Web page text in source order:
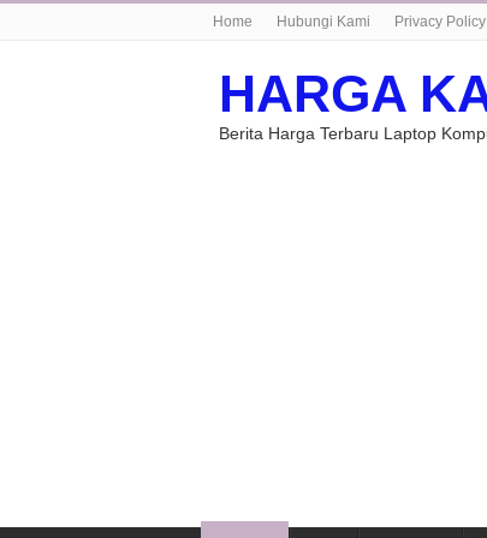
Home Hubungi Kami Privacy Policy
HARGA
Berita Harga Terbaru Laptop